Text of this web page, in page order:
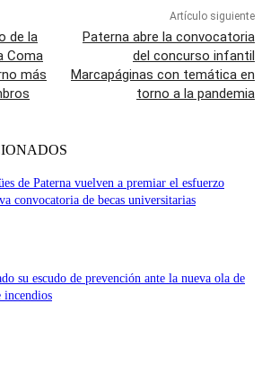
de la
Coma
más
Artículo siguiente
Paterna abre la convocatoria
del concurso infantil
Marcapáginas con temática en
torno a la pandemia
de Paterna vuelven a premiar el esfuerzo
convocatoria de becas universitarias
su escudo de prevención ante la nueva ola de
incendios